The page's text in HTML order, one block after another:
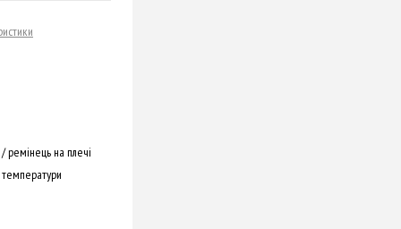
ремінець на плечі